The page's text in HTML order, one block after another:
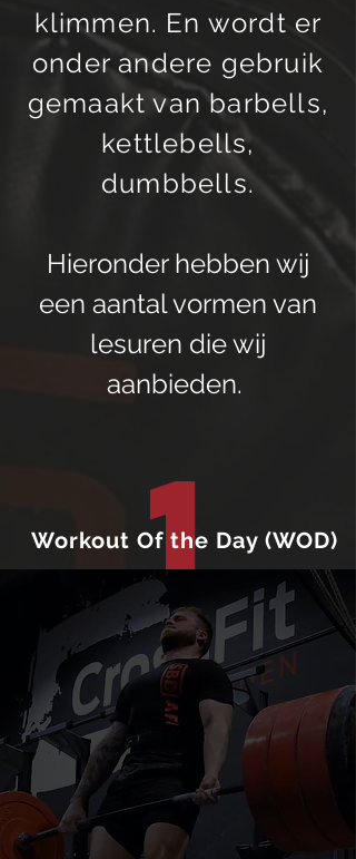
klimmen. En wordt er
onder andere gebruik
gemaakt van barbells,
kettlebells,
dumbbells.
Hieronder hebben wij
een aantal vormen van
lesuren die wij
aanbieden.
1
Workout Of the Day (WOD)
2
Gymnastics